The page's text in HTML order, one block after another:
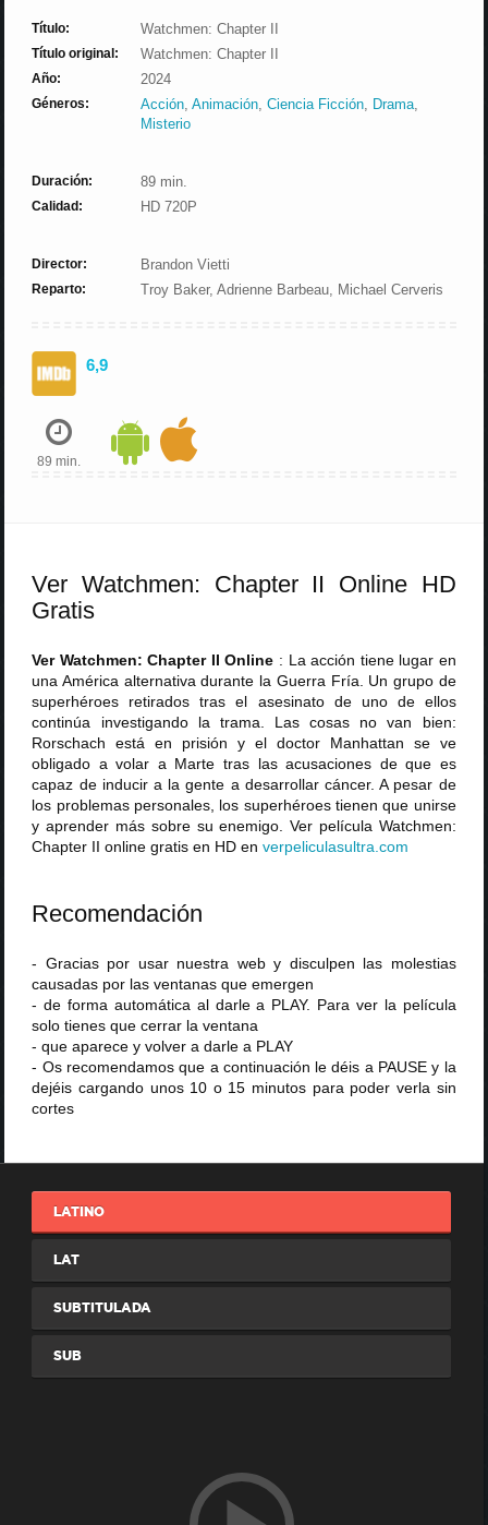
Título: Watchmen: Chapter II
Título original: Watchmen: Chapter II
Año: 2024
Géneros: Acción,Animación,Ciencia Ficción, Drama,
Misterio
Duración: 89 min.
Calidad: HD 720P
Director: Brandon Vietti
Reparto: Troy Baker, Adrienne Barbeau, Michael Cerveris
6,9
89 min.
Ver Watchmen: Chapter II Online HD
Gratis
Ver Watchmen: Chapter II Online : La acción tiene lugar en
una América alternativa durante la Guerra Fría. Un grupo de
superhéroes retirados tras el asesinato de uno de ellos
continúa investigando la trama. Las cosas no van bien:
Rorschach está en prisión y el doctor Manhattan se ve
obligado a volar a Marte tras las acusaciones de que es
capaz de inducir a la gente a desarrollar cáncer. A pesar de
los problemas personales, los superhéroes tienen que unirse
y aprender más sobre su enemigo. Ver película Watchmen:
Chapter II online gratis en HD enverpeliculasultra .com
Recomendación
- Gracias por usar nuestra web y disculpen las molestias
causadas por las ventanas que emergen
- de forma automática al darle a PLAY. Para ver la película
solo tienes que cerrar la ventana
- que aparece y volver a darle a PLAY
- Os recomendamos que a continuación le déis a PAUSE y la
dejéis cargando unos 10 o 15 minutos para poder verla sin
cortes
LATINO
LAT
SUBTITULADA
SUB